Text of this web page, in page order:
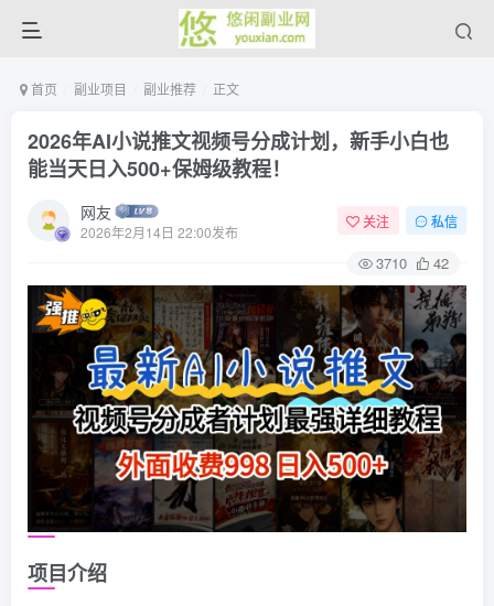
首页 副业项目 副业推荐 正文
2026年AI小说推文视频号分成计划，新手小白也
能当天日入500+保姆级教程！
网友
2026年2月14日 22:00发布
关注 私信
3710 42
项目介绍